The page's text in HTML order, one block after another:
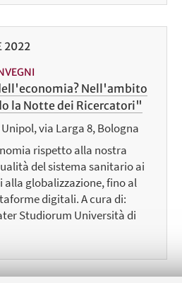
2022
Nell'ambito
la Notte dei Ricercatori"
Unipol, via Larga 8, Bologna
rispetto alla nostra
del sistema sanitario ai
alla globalizzazione, fino al
digitali. A cura di:
Studiorum Università di